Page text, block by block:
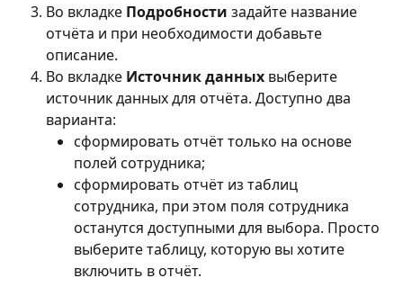
Во вкладке Подробности задайте название
отчёта и при необходимости добавьте
описание.
Во вкладке Источник данных выберите
источник данных для отчёта. Доступно два
варианта:
сформировать отчёт только на основе
полей сотрудника;
сформировать отчёт из таблиц
сотрудника, при этом поля сотрудника
останутся доступными для выбора. Просто
выберите таблицу, которую вы хотите
включить в отчёт.